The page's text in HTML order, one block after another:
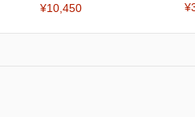
¥10,450